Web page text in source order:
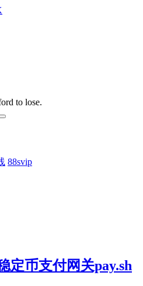
to lose.
88svip
定币支付网关pay.sh